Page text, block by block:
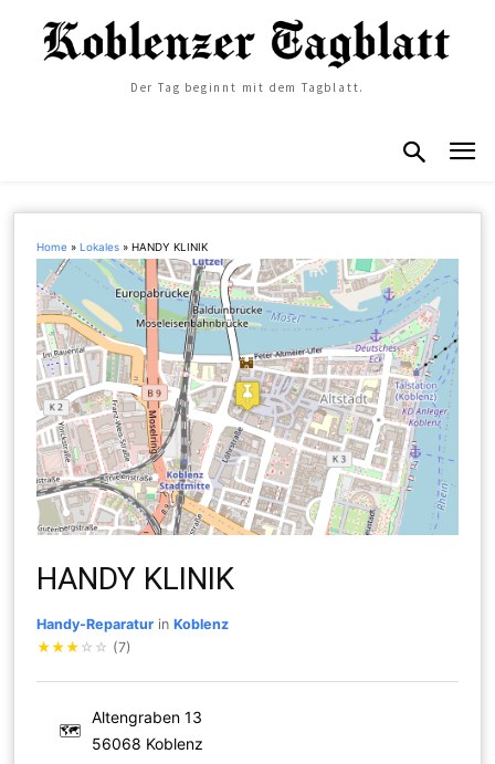
Der Tag beginnt mit dem Tagblatt.
Home »Lokales »HANDY KLINIK
HANDY KLINIK
Handy-Reparatur inKoblenz
★★★ ☆ ☆ (7)
🗺
Altengraben 13
56068 Koblenz